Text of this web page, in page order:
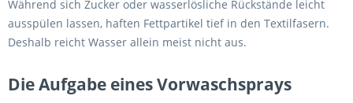
Während sich Zucker oder wasserlösliche Rückstände leicht
ausspülen lassen, haften Fettpartikel tief in den Textilfasern.
Deshalb reicht Wasser allein meist nicht aus.
Die Aufgabe eines Vorwaschsprays